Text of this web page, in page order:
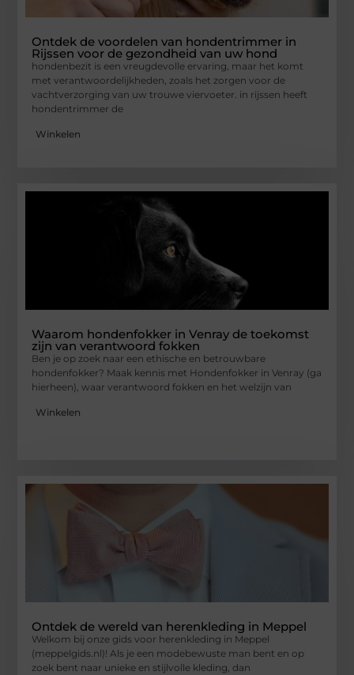
Ontdek de voordelen van hondentrimmer in
Rijssen voor de gezondheid van uw hond
hondenbezit is een vreugdevolle ervaring, maar het komt
met verantwoordelijkheden, zoals het zorgen voor de
vachtverzorging van uw trouwe viervoeter. in rijssen heeft
hondentrimmer de
Winkelen
Waarom hondenfokker in Venray de toekomst
zijn van verantwoord fokken
Ben je op zoek naar een ethische en betrouwbare
hondenfokker? Maak kennis met Hondenfokker in Venray (ga
hierheen), waar verantwoord fokken en het welzijn van
Winkelen
Ontdek de wereld van herenkleding in Meppel
Welkom bij onze gids voor herenkleding in Meppel
(meppelgids.nl)! Als je een modebewuste man bent en op
zoek bent naar unieke en stijlvolle kleding, dan